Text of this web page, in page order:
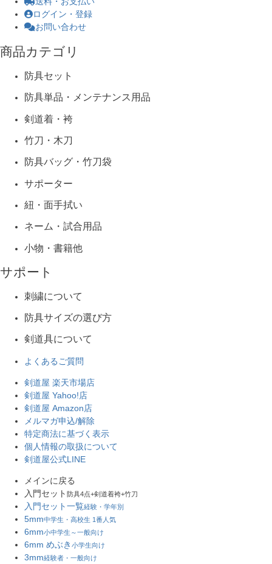
ログイン・登録
お問い合わせ
商品カテゴリ
防具セット
防具単品・メンテナンス用品
剣道着・袴
竹刀・木刀
防具バッグ・竹刀袋
サポーター
紐・面手拭い
ネーム・試合用品
小物・書籍他
サポート
刺繍について
防具サイズの選び方
剣道具について
よくあるご質問
剣道屋 楽天市場店
剣道屋 Yahoo!店
剣道屋 Amazon店
メルマガ申込/解除
特定商法に基づく表示
個人情報の取扱について
剣道屋公式LINE
メインに戻る
入門セット 防具4点+剣道着袴+竹刀
入門セット一覧経験・学年別
5mm中学生・高校生 1番人気
6mm小中学生～一般向け
6mm めぶき 小学生向け
3mm経験者・一般向け